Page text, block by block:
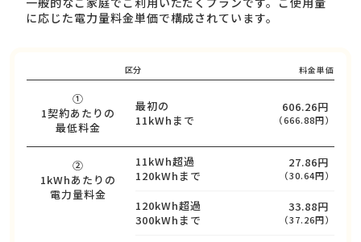
に応じた電力量料金単価で構成されています。
区分 料金単価
①
1契約あたりの
最低料金
最初の
11kWhまで
606.26円
（666.88円）
②
1kWhあたりの
電力量料金
11kWh超過
120kWhまで
27.86円
（30.64円）
120kWh超過
300kWhまで
33.88円
（37.26円）